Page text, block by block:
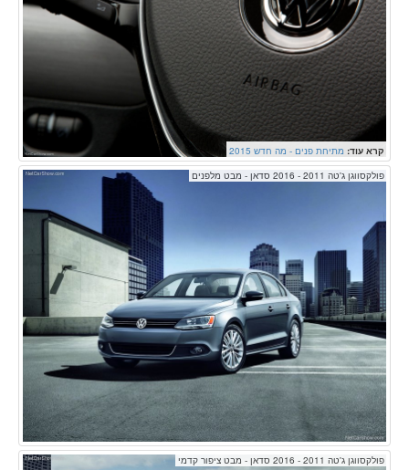
קרא עוד: מתיחת פנים - מה חדש 2015
פולקסווגן ג'טה 2011 - 2016 סדאן - מבט מלפנים
פולקסווגן ג'טה 2011 - 2016 סדאן - מבט ציפור קדמי